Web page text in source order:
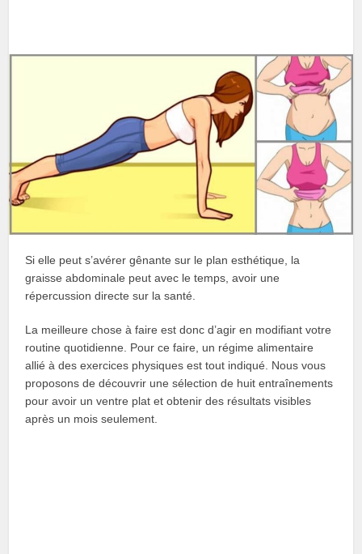
Si elle peut s’avérer gênante sur le plan esthétique, la
graisse abdominale peut avec le temps, avoir une
répercussion directe sur la santé.
La meilleure chose à faire est donc d’agir en modifiant votre
routine quotidienne. Pour ce faire, un régime alimentaire
allié à des exercices physiques est tout indiqué. Nous vous
proposons de découvrir une sélection de huit entraînements
pour avoir un ventre plat et obtenir des résultats visibles
après un mois seulement.